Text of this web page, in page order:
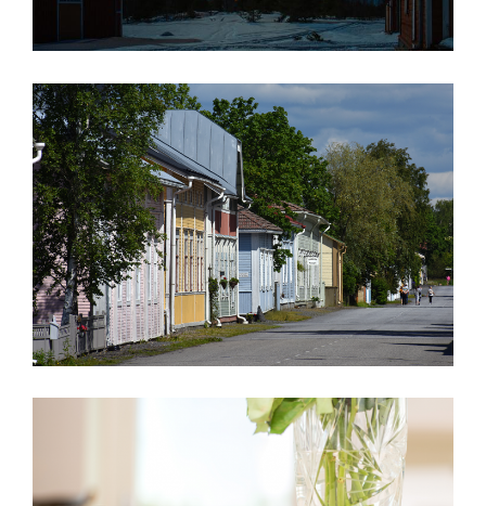
Visit Kaskinen